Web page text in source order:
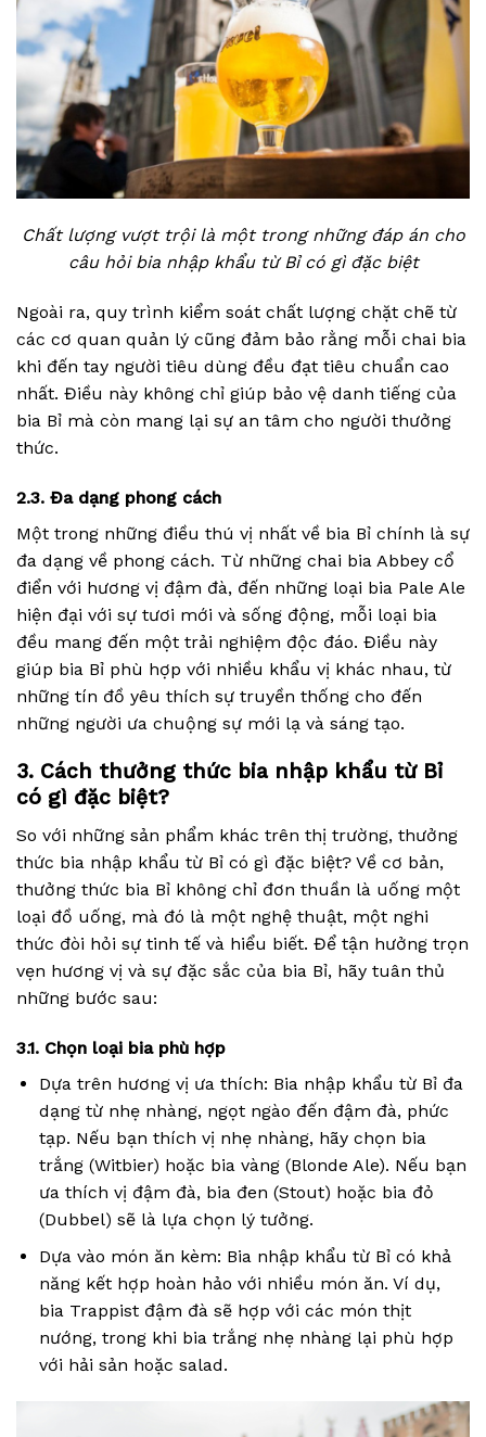
Chất lượng vượt trội là một trong những đáp án cho
câu hỏi bia nhập khẩu từ Bỉ có gì đặc biệt
Ngoài ra, quy trình kiểm soát chất lượng chặt chẽ từ
các cơ quan quản lý cũng đảm bảo rằng mỗi chai bia
khi đến tay người tiêu dùng đều đạt tiêu chuẩn cao
nhất. Điều này không chỉ giúp bảo vệ danh tiếng của
bia Bỉ mà còn mang lại sự an tâm cho người thưởng
thức.
2.3. Đa dạng phong cách
Một trong những điều thú vị nhất về bia Bỉ chính là sự
đa dạng về phong cách. Từ những chai bia Abbey cổ
điển với hương vị đậm đà, đến những loại bia Pale Ale
hiện đại với sự tươi mới và sống động, mỗi loại bia
đều mang đến một trải nghiệm độc đáo. Điều này
giúp bia Bỉ phù hợp với nhiều khẩu vị khác nhau, từ
những tín đồ yêu thích sự truyền thống cho đến
những người ưa chuộng sự mới lạ và sáng tạo.
3. Cách thưởng thức bia nhập khẩu từ Bỉ
có gì đặc biệt?
So với những sản phẩm khác trên thị trường, thưởng
thức bia nhập khẩu từ Bỉ có gì đặc biệt? Về cơ bản,
thưởng thức bia Bỉ không chỉ đơn thuần là uống một
loại đồ uống, mà đó là một nghệ thuật, một nghi
thức đòi hỏi sự tinh tế và hiểu biết. Để tận hưởng trọn
vẹn hương vị và sự đặc sắc của bia Bỉ, hãy tuân thủ
những bước sau:
3.1. Chọn loại bia phù hợp
Dựa trên hương vị ưa thích: Bia nhập khẩu từ Bỉ đa
dạng từ nhẹ nhàng, ngọt ngào đến đậm đà, phức
tạp. Nếu bạn thích vị nhẹ nhàng, hãy chọn bia
trắng (Witbier) hoặc bia vàng (Blonde Ale). Nếu bạn
ưa thích vị đậm đà, bia đen (Stout) hoặc bia đỏ
(Dubbel) sẽ là lựa chọn lý tưởng.
Dựa vào món ăn kèm: Bia nhập khẩu từ Bỉ có khả
năng kết hợp hoàn hảo với nhiều món ăn. Ví dụ,
bia Trappist đậm đà sẽ hợp với các món thịt
nướng, trong khi bia trắng nhẹ nhàng lại phù hợp
với hải sản hoặc salad.